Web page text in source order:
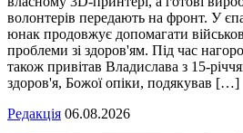
волонтерів передають на фронт. У
юнак продовжує допомагати
проблеми зі здоров'ям. Під час
також привітав Владислава з 15-
здоров'я, Божої опіки, подякував […]
Редакція 06.08.2026